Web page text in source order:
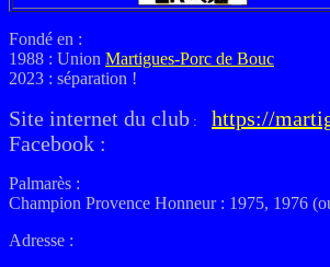
Fondé en :
1988 : Union Martigues-Porc de Bouc
2023 : séparation !
Site internet du club :
https://
Facebook :
Palmarès :
Champion Provence Honneur : 1975, 1976
Adresse :